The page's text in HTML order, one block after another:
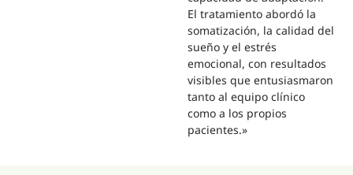
El tratamiento abordó la
somatización, la calidad del
sueño y el estrés
emocional, con resultados
visibles que entusiasmaron
tanto al equipo clínico
como a los propios
pacientes.»